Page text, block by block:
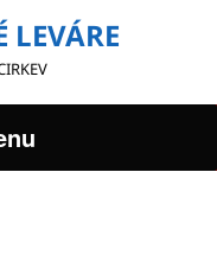
LEVÁRE